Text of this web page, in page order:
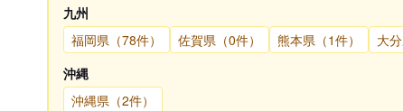
九州
福岡県（78件）
佐賀県（0件） 熊本県（1件） 大
沖縄
沖縄県（2件）